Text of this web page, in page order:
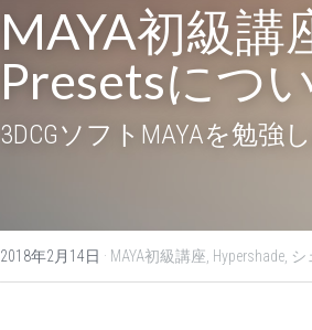
MAYA初級講
Presetsにつ
3DCGソフトMAYAを勉
2018年2月14日 · MAYA初級講座, Hypershade, シ